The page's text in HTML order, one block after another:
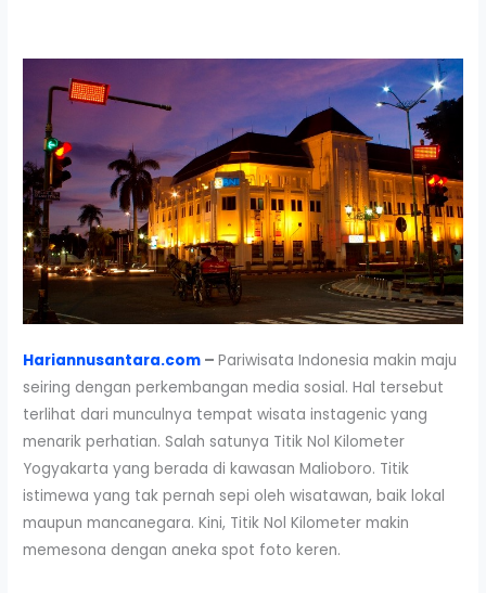
Hariannusantara.com –Pariwisata Indonesia makin maju
seiring dengan perkembangan media sosial. Hal tersebut
terlihat dari munculnya tempat wisata instagenic yang
menarik perhatian. Salah satunya Titik Nol Kilometer
Yogyakarta yang berada di kawasan Malioboro. Titik
istimewa yang tak pernah sepi oleh wisatawan, baik lokal
maupun mancanegara. Kini, Titik Nol Kilometer makin
memesona dengan aneka spot foto keren.